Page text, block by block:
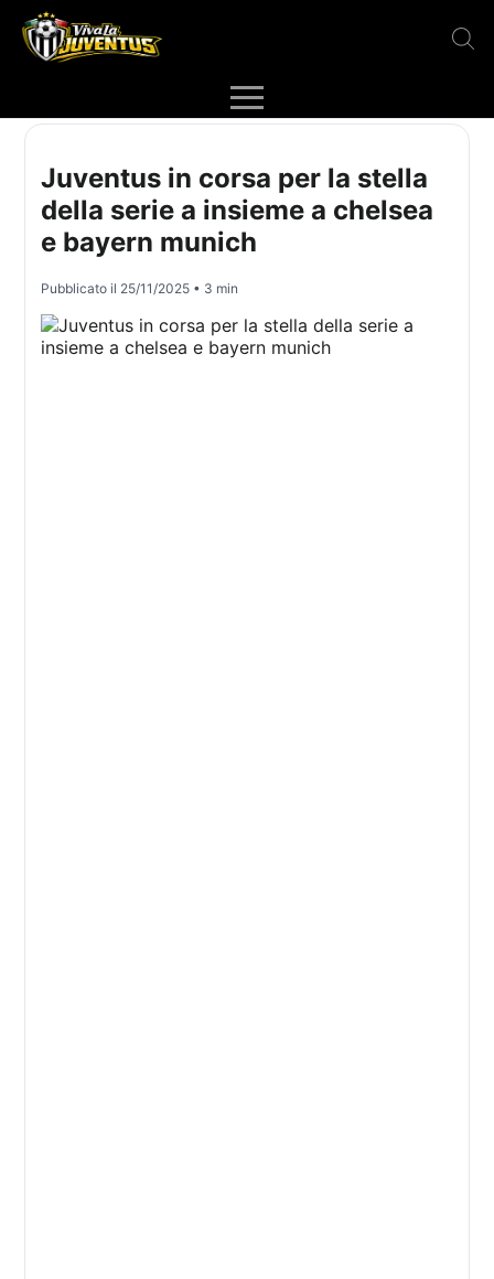
Juventus in corsa per la stella
della serie a insieme a chelsea
e bayern munich
Pubblicato il 25/11/2025 • 3 min